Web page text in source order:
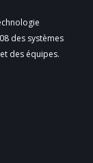
des systèmes
des équipes.